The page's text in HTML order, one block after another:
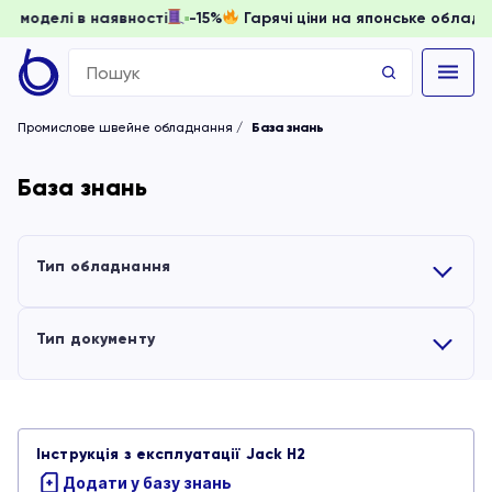
моделі в наявності -15% Гарячі ціни на японське
Search
for:
Промислове швейне обладнання База знань
База знань
Тип обладнання
Усі
Обладнання для волого-теплової обробки
Тип документу
Інструкції
Інструкція з експлуатації Jack H2
Додати у базу знань